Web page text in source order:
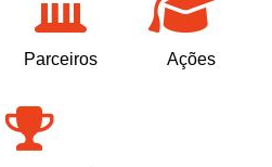
Parceiros Ações